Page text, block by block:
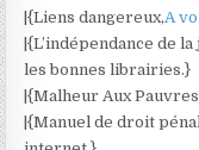
|{Liens dangereux,A
|{L’indépendance de
les bonnes librairies.}
|{Malheur Aux
|{Manuel de droit